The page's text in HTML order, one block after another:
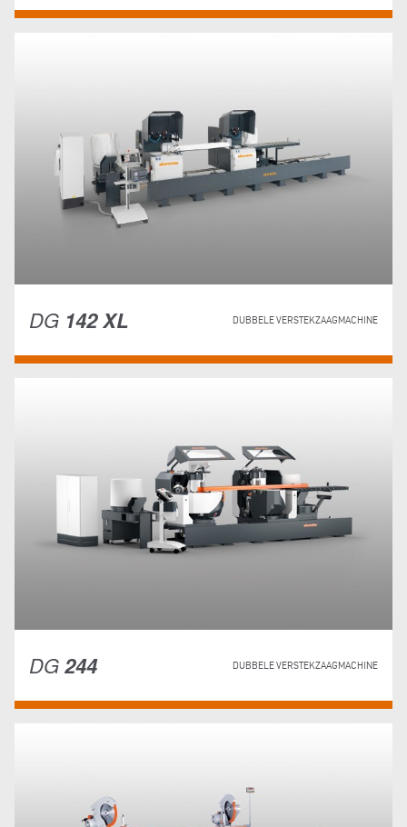
DG 142 XL DUBBELE VERSTEKZAAGMACHINE
DG244 DUBBELE VERSTEKZAAGMACHINE